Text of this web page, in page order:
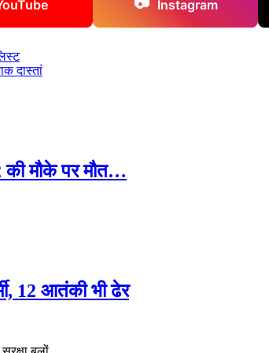
Instagram
दास्तां
की मौके पर मौत…
12 आतंकी भी ढेर